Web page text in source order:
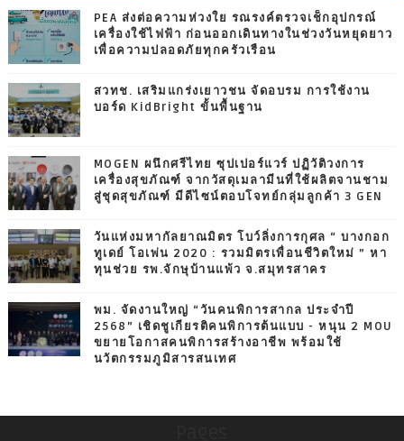
PEA ส่งต่อความห่วงใย รณรงค์ตรวจเช็กอุปกรณ์
เครื่องใช้ไฟฟ้า ก่อนออกเดินทางในช่วงวันหยุดยาว
เพื่อความปลอดภัยทุกครัวเรือน
สวทช. เสริมแกร่งเยาวชน จัดอบรม การใช้งาน
บอร์ด KidBright ขั้นพื้นฐาน
MOGEN ผนึกศรีไทย ซุปเปอร์แวร์ ปฏิวัติวงการ
เครื่องสุขภัณฑ์ จากวัสดุเมลามีนที่ใช้ผลิตจานชาม
สู่ชุดสุขภัณฑ์ มีดีไซน์ตอบโจทย์กลุ่มลูกค้า 3 GEN
วันแห่งมหากัลยาณมิตร โบว์ลิ่งการกุศล “ บางกอก
ทูเดย์ โอเพ่น 2020 : รวมมิตรเพื่อนชีวิตใหม่ ” หา
ทุนช่วย รพ.จักษุบ้านแพ้ว จ.สมุทรสาคร
พม. จัดงานใหญ่ “วันคนพิการสากล ประจำปี
2568” เชิดชูเกียรติคนพิการต้นแบบ - หนุน 2 MOU
ขยายโอกาสคนพิการสร้างอาชีพ พร้อมใช้
นวัตกรรมภูมิสารสนเทศ